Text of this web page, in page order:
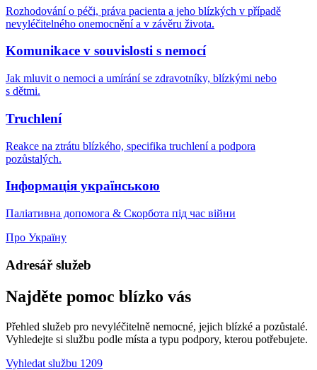
Rozhodování o péči, práva pacienta a jeho blízkých v případě
nevyléčitelného onemocnění a v závěru života.
Komunikace v souvislosti s nemocí
Jak mluvit o nemoci a umírání se zdravotníky, blízkými nebo
s dětmi.
Truchlení
Reakce na ztrátu blízkého, specifika truchlení a podpora
pozůstalých.
Інформація українською
Паліативна допомога & Скорбота під час війни
Про Україну
Adresář služeb
Najděte pomoc blízko vás
Přehled služeb pro nevyléčitelně nemocné, jejich blízké a pozůstalé.
Vyhledejte si službu podle místa a typu podpory, kterou potřebujete.
Vyhledat službu 1209